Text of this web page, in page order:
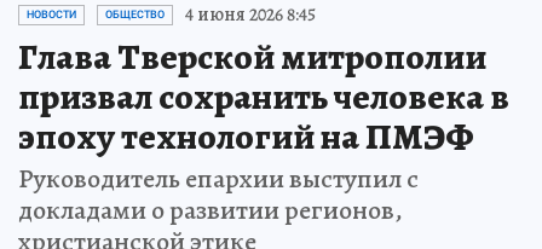
НОВОСТИ ОБЩЕСТВО 4 июня 2026 8:45
Глава Тверской митрополии
призвал сохранить человека в
эпоху технологий на ПМЭФ
Руководитель епархии выступил с
докладами о развитии регионов,